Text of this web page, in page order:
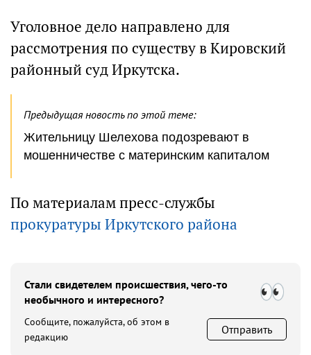
Уголовное дело направлено для
рассмотрения по существу в Кировский
районный суд Иркутска.
Предыдущая новость по этой теме:
Жительницу Шелехова подозревают в
мошенничестве с материнским капиталом
По материалам пресс-службы
прокуратуры Иркутского района
Стали свидетелем происшествия, чего-то
необычного и интересного?
Сообщите, пожалуйста, об этом в
редакцию
Отправить